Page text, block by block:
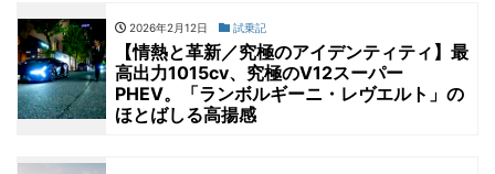
2026年2月12日 試乗記
【情熱と革新／究極のアイデンティティ】最
高出力1015cv、究極のV12スーパー
PHEV。「ランボルギーニ・レヴエルト」の
ほとばしる高揚感